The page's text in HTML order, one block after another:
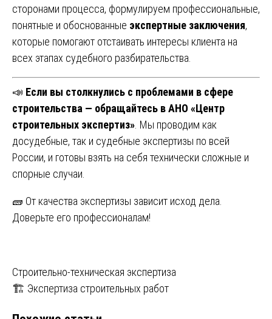
сторонами процесса, формулируем профессиональные,
понятные и обоснованные экспертные заключения,
которые помогают отстаивать интересы клиента на
всех этапах судебного разбирательства.
📣 Если вы столкнулись с проблемами в сфере
строительства — обращайтесь в АНО «Центр
строительных экспертиз» . Мы проводим как
досудебные, так и судебные экспертизы по всей
России, и готовы взять на себя технически сложные и
спорные случаи.
🧱 От качества экспертизы зависит исход дела.
Доверьте его профессионалам!
Навигация
по
Строительно-техническая экспертиза
🏗 Экспертиза строительных работ